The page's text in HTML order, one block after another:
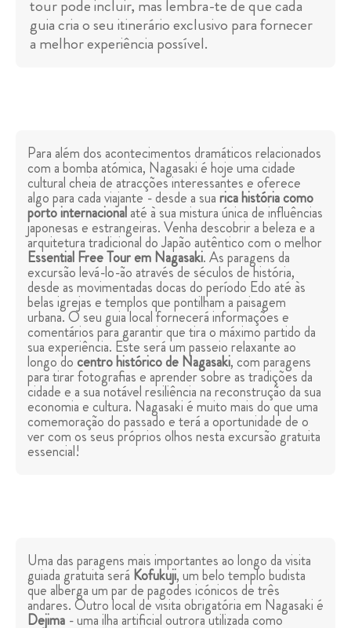
tour pode incluir, mas lembra-te de que cada
guia cria o seu itinerário exclusivo para fornecer
a melhor experiência possível.
Para além dos acontecimentos dramáticos relacionados
com a bomba atómica, Nagasaki é hoje uma cidade
cultural cheia de atracções interessantes e oferece
algo para cada viajante - desde a suarica história como
porto internacionalaté à sua mistura única de influências
japonesas e estrangeiras. Venha descobrir a beleza e a
arquitetura tradicional do Japão autêntico com o melhor
Essential Free Tour em Nagasaki. As paragens da
excursão levá-lo-ão através de séculos de história,
desde as movimentadas docas do período Edo até às
belas igrejas e templos que pontilham a paisagem
urbana. O seu guia local fornecerá informações e
comentários para garantir que tira o máximo partido da
sua experiência. Este será um passeio relaxante ao
longo docentro histórico de Nagasaki, com paragens
para tirar fotografias e aprender sobre as tradições da
cidade e a sua notável resiliência na reconstrução da sua
economia e cultura. Nagasaki é muito mais do que uma
comemoração do passado e terá a oportunidade de o
ver com os seus próprios olhos nesta excursão gratuita
essencial!
Uma das paragens mais importantes ao longo da visita
guiada gratuita será Kofukuji, um belo templo budista
que alberga um par de pagodes icónicos de três
andares. Outro local de visita obrigatória em Nagasaki é
Dejima - uma ilha artificial outrora utilizada como